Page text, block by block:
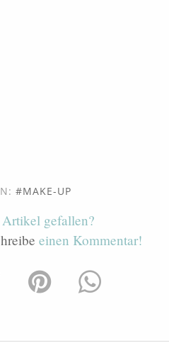
MAKE-UP
gefallen?
einen Kommentar!